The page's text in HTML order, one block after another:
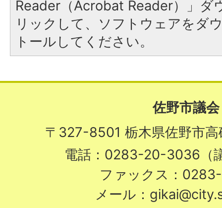
Reader（Acrobat Reader）」ダ
リックして、ソフトウェアをダ
トールしてください。
佐野市議会
〒327-8501 栃木県佐野市高
電話：0283-20-3036（
ファックス：
メール：